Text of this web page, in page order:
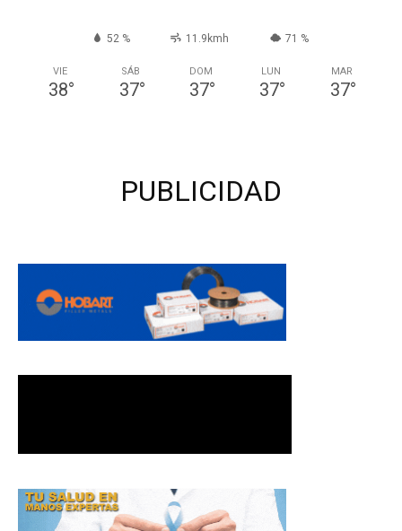
52 % 11.9kmh 71 %
VIE
38°
SÁB
37°
DOM
37°
LUN
37°
MAR
37°
PUBLICIDAD